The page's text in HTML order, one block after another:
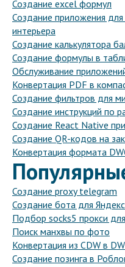
Создание excel формул
Создание приложения
интерьера
Создание калькулятора
Создание формулы в
Обслуживание
Конвертация PDF в
Создание фильтров для
Создание инструкций по
Создание React Native
Создание QR-кодов на
Конвертация формата
Создание proxy telegram
Создание бота для Яндекс
Подбор socks5 прокси
Поиск манхвы по фото
Конвертация из CDW в
Создание позинга в